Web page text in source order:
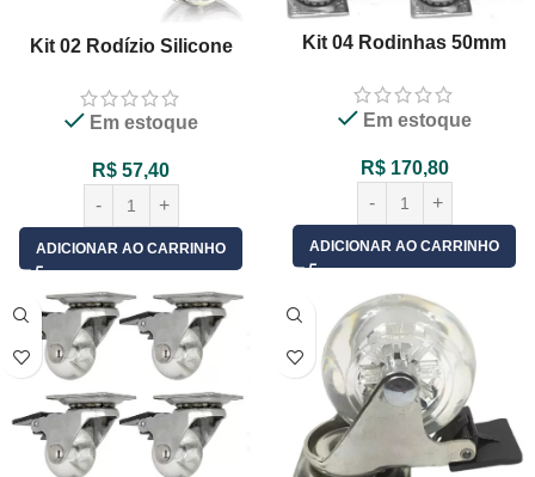
Kit 02 Rodízio Silicone
Base Giratória Sem Freio
Em estoque
R$ 57,40
ADICIONAR AO CARRINHO
Kit 04 Rodinhas 50mm
Sem Trava
Em estoque
R$170,80
ADICIONAR AO CARRINHO